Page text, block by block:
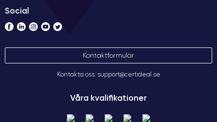
Social
Kontaktformulär
Kontakta oss: support@certideal.se
Våra kvalifikationer